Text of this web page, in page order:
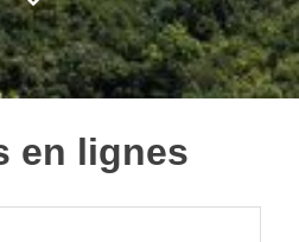
en lignes